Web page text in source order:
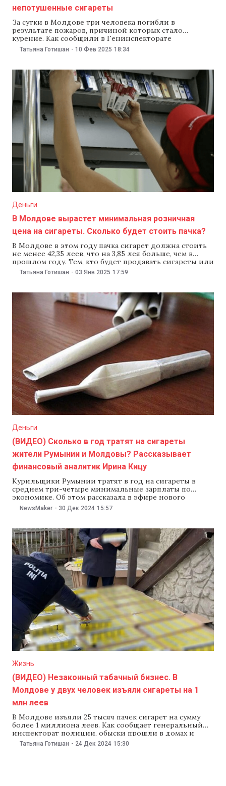
непотушенные сигареты
За сутки в Молдове три человека погибли в
результате пожаров, причиной которых стало
курение. Как сообщили в Генинспекторате
чрезвычайных ситуаций 10 февраля, трагедии
произошли в воскресенье в разных населенных
Тарасова Резинского района огонь охватил
пристройку, где погиб 57-летний мужчина. Второй
пожар произошел
Татьяна Готишан - 10 Фев 2025 18:34
Деньги
В Молдове вырастет минимальная розничная
цена на сигареты. Сколько будет стоить пачка?
В Молдове в этом году пачка сигарет должна стоить
не менее 42,35 леев, что на 3,85 лея больше, чем в
прошлом году. Тем, кто будет продавать сигареты или
сигариллы по заниженной цене, грозит штраф. Об
розничная цена
Татьяна Готишан - 03 Янв 2025 17:59
Деньги
(ВИДЕО) Сколько в год тратят на сигареты
жители Румынии и Молдовы? Рассказывает
финансовый аналитик Ирина Кицу
Курильщики Румынии тратят в год на сигареты в
среднем три-четыре минимальные зарплаты по
экономике. Об этом рассказала в эфире нового
выпуска подкаста «Смысл денег» финансовый
аналитик из Румынии Ирина Кицу, говоря о
распоряжаться собственными средствами. Отметим, в
Молдове на сигареты тоже тратят три-четыре
минимальные зарплаты
NewsMaker - 30 Дек 2024 15:57
Жизнь
(ВИДЕО) Незаконный табачный бизнес. В
Молдове у двух человек изъяли сигареты на 1
млн леев
В Молдове изъяли 25 тысяч пачек сигарет на сумму
более 1 миллиона леев. Как сообщает генеральный
инспекторат полиции, обыски прошли в домах и
автомобилях двух подозреваемых. По данным PCCOCS,
42-летний мужчина и 60-летняя женщина продавали
Татьяна Готишан - 24 Дек 2024 15:30